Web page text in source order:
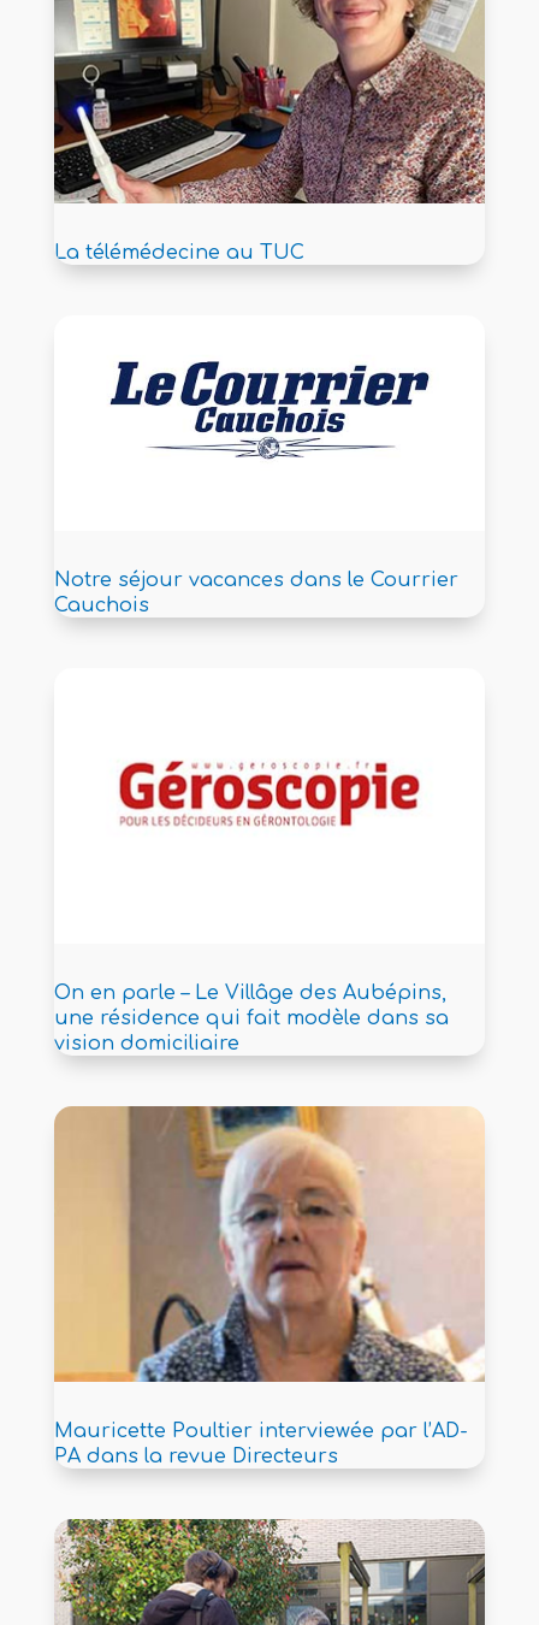
La télémédecine au TUC
Notre séjour vacances dans le Courrier
Cauchois
On en parle – Le Villâge des Aubépins,
une résidence qui fait modèle dans sa
vision domiciliaire
Mauricette Poultier interviewée par l’AD-
PA dans la revue Directeurs